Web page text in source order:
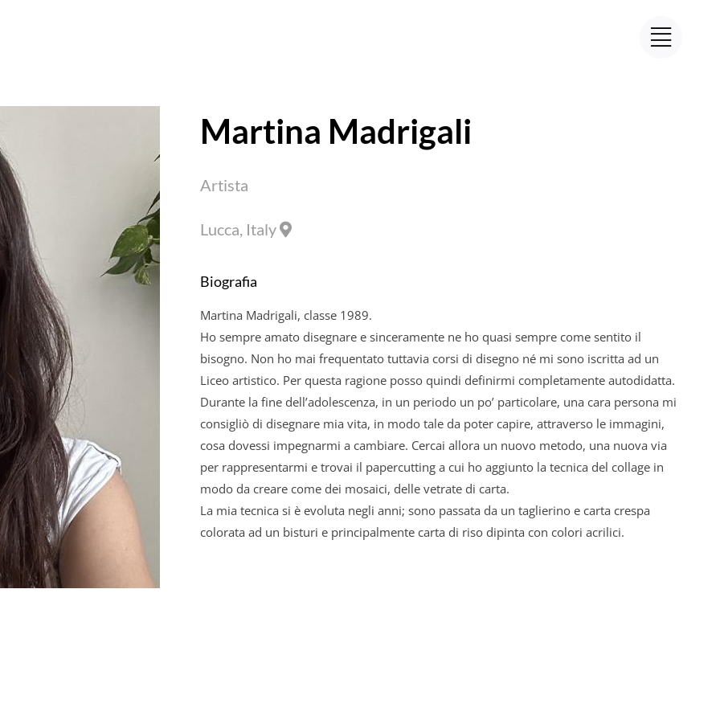
Martina Madrigali
Artista
Lucca, Italy
Biografia
Martina Madrigali, classe 1989.
Ho sempre amato disegnare e sinceramente ne ho quasi sempre come sentito il
bisogno. Non ho mai frequentato tuttavia corsi di disegno né mi sono iscritta ad un
Liceo artistico. Per questa ragione posso quindi definirmi completamente autodidatta.
Durante la fine dell’adolescenza, in un periodo un po’ particolare, una cara persona mi
consigliò di disegnare mia vita, in modo tale da poter capire, attraverso le immagini,
cosa dovessi impegnarmi a cambiare. Cercai allora un nuovo metodo, una nuova via
per rappresentarmi e trovai il papercutting a cui ho aggiunto la tecnica del collage in
modo da creare come dei mosaici, delle vetrate di carta.
La mia tecnica si è evoluta negli anni; sono passata da un taglierino e carta crespa
colorata ad un bisturi e principalmente carta di riso dipinta con colori acrilici.